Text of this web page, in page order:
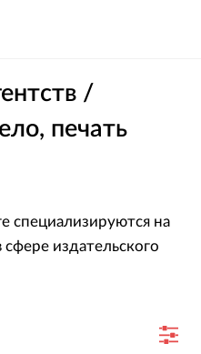
/
печать
специализируются на
издательского
подтвердили свою
за 2023-